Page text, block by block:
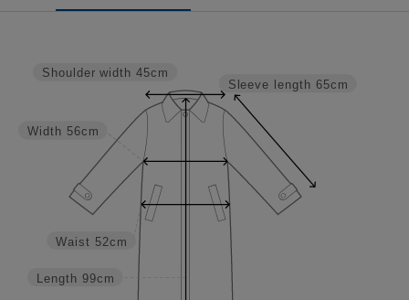
Sleeve length 65cm
Length 99cm
Waist 52cm
Width 56cm
Shoulder width 45cm